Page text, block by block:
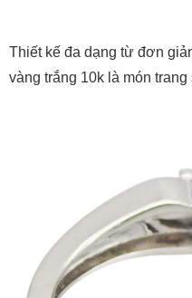
Thiết kế đa dạng từ đơn
vàng trắng 10k là món